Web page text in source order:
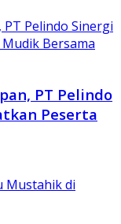
PT Pelindo
Peserta